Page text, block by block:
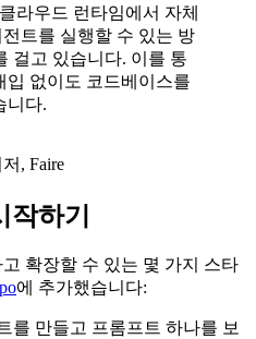
라우드 런타임에서 자체
트를 실행할 수 있는 방
걸고 있습니다. 이를 통
입 없이도 코드베이스를
니다.
, Faire
하기
확장할 수 있는 몇 가지 스타
에 추가했습니다:
를 만들고 프롬프트 하나를 보